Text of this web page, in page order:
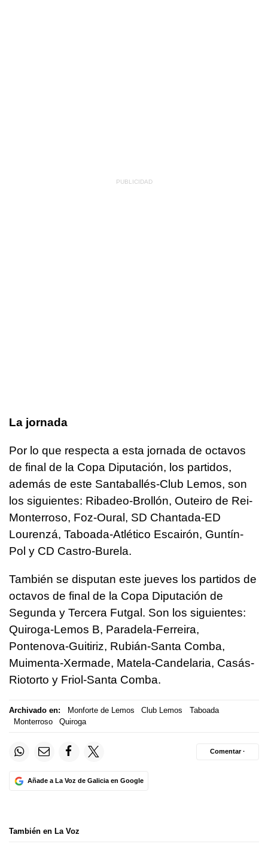
La jornada
Por lo que respecta a esta jornada de octavos
de final de la Copa Diputación, los partidos,
además de este Santaballés-Club Lemos, son
los siguientes: Ribadeo-Brollón, Outeiro de Rei-
Monterroso, Foz-Oural, SD Chantada-ED
Lourenzá, Taboada-Atlético Escairón, Guntín-
Pol y CD Castro-Burela.
También se disputan este jueves los partidos de
octavos de final de la Copa Diputación de
Segunda y Tercera Futgal. Son los siguientes:
Quiroga-Lemos B, Paradela-Ferreira,
Pontenova-Guitiriz, Rubián-Santa Comba,
Muimenta-Xermade, Matela-Candelaria, Casás-
Riotorto y Friol-Santa Comba.
Archivado en: Monforte de Lemos Club Lemos
Taboada
Monterroso
Quiroga
Añade a La Voz de Galicia en Google
Comentar ·
También en La Voz